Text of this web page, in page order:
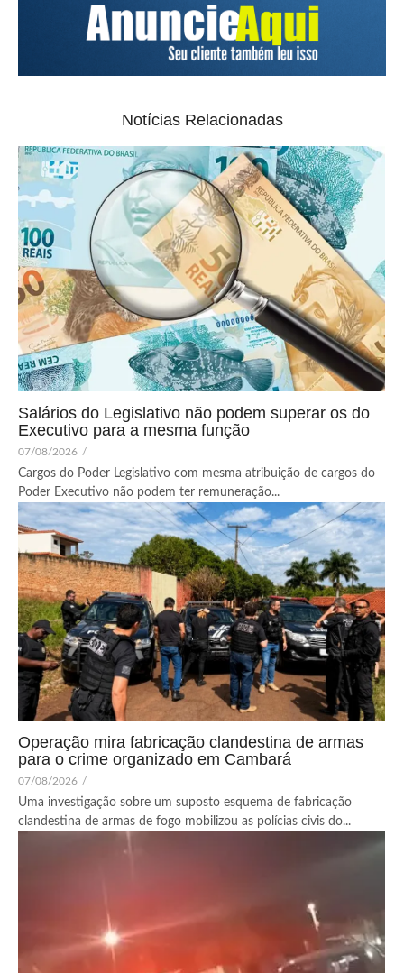
Notícias Relacionadas
Salários do Legislativo não podem superar os do
Executivo para a mesma função
07/08/2026 /
Cargos do Poder Legislativo com mesma atribuição de cargos do
Poder Executivo não podem ter remuneração...
Operação mira fabricação clandestina de armas
para o crime organizado em Cambará
07/08/2026 /
Uma investigação sobre um suposto esquema de fabricação
clandestina de armas de fogo mobilizou as polícias civis do...